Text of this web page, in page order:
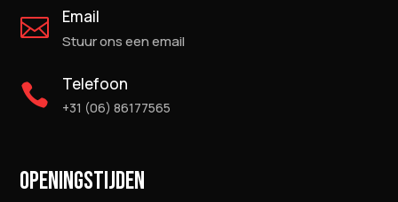
 Email
Stuur ons een email
 Telefoon
+31 (06) 86177565
OPENINGSTIJDEN